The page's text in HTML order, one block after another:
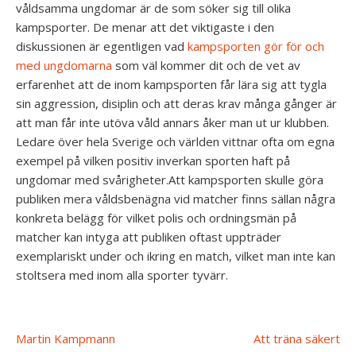
våldsamma ungdomar är de som söker sig till olika
kampsporter. De menar att det viktigaste i den
diskussionen är egentligen vad kampsporten gör för och
med ungdomarna som väl kommer dit och de vet av
erfarenhet att de inom kampsporten får lära sig att tygla
sin aggression, disiplin och att deras krav många gånger är
att man får inte utöva våld annars åker man ut ur klubben.
Ledare över hela Sverige och världen vittnar ofta om egna
exempel på vilken positiv inverkan sporten haft på
ungdomar med svårigheter.Att kampsporten skulle göra
publiken mera våldsbenägna vid matcher finns sällan några
konkreta belägg för vilket polis och ordningsmän på
matcher kan intyga att publiken oftast uppträder
exemplariskt under och ikring en match, vilket man inte kan
stoltsera med inom alla sporter tyvärr.
Post
Martin Kampmann Att träna säkert